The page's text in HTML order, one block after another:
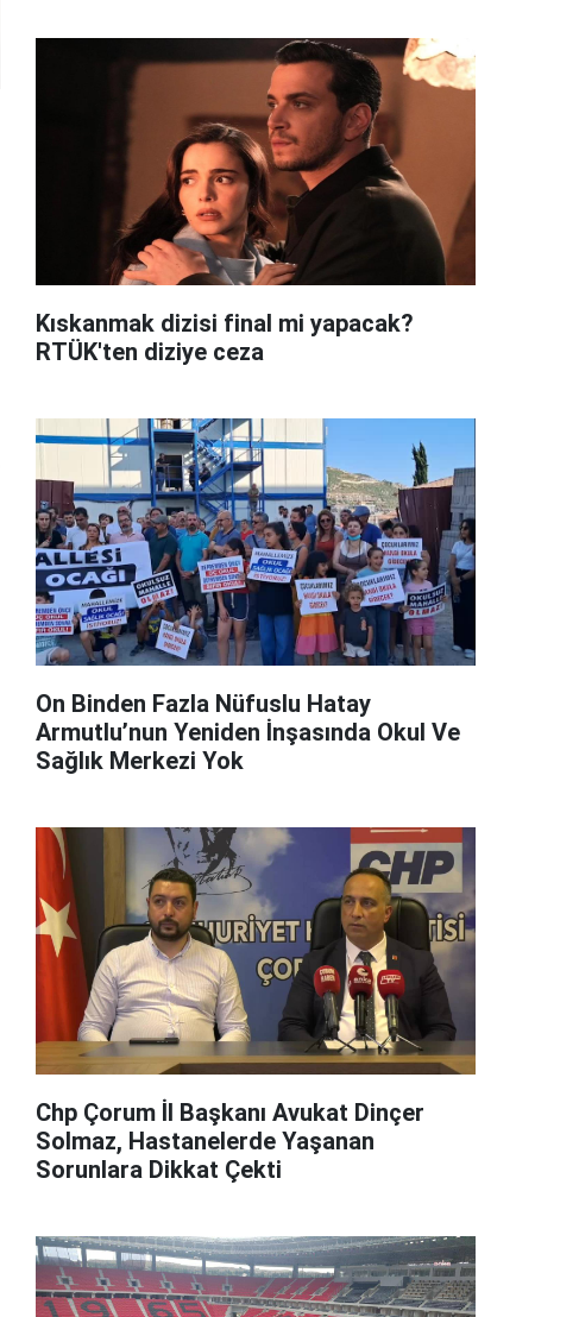
Kıskanmak dizisi final mi yapacak?
RTÜK'ten diziye ceza
On Binden Fazla Nüfuslu Hatay
Armutlu’nun Yeniden İnşasında Okul Ve
Sağlık Merkezi Yok
Chp Çorum İl Başkanı Avukat Dinçer
Solmaz, Hastanelerde Yaşanan
Sorunlara Dikkat Çekti